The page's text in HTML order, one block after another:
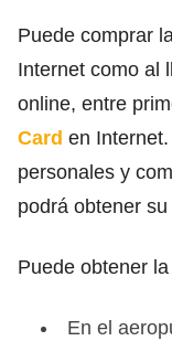
Puede comprar
Internet como al
online, entre
Card en
personales y
podrá obtener
Puede obtener
En el